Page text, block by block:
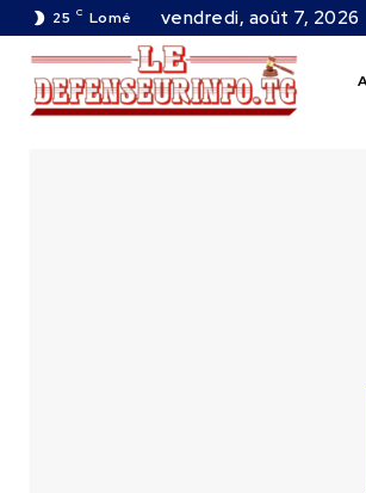
25 C Lomé vendredi, août 7, 2026